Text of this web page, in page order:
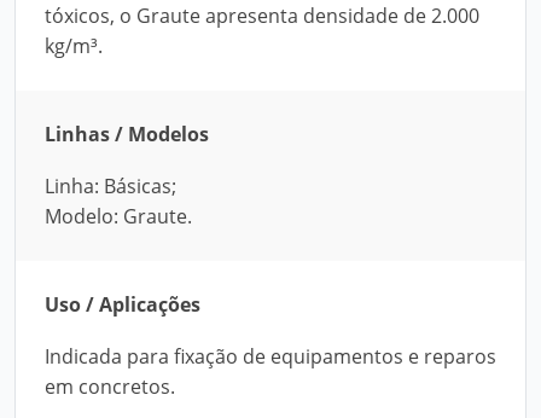
tóxicos, o Graute apresenta densidade de 2.000
kg/m³.
Linhas / Modelos
Linha: Básicas;
Modelo: Graute.
Uso / Aplicações
Indicada para fixação de equipamentos e reparos
em concretos.